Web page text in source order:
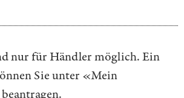
nur für Händler möglich. Ein
Sie unter «Mein
beantragen.